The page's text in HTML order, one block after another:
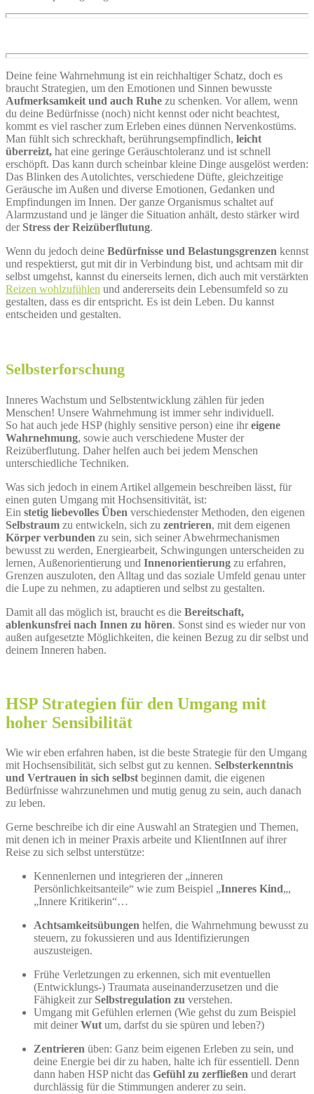
Deine feine Wahrnehmung ist ein reichhaltiger Schatz, doch es
braucht Strategien, um den Emotionen und Sinnen bewusste
Aufmerksamkeit und auch Ruhe zu schenken. Vor allem, wenn
du deine Bedürfnisse (noch) nicht kennst oder nicht beachtest,
kommt es viel rascher zum Erleben eines dünnen Nervenkostüms.
Man fühlt sich schreckhaft, berührungsempfindlich, leicht
überreizt, hat eine geringe Geräuschtoleranz und ist schnell
erschöpft. Das kann durch scheinbar kleine Dinge ausgelöst werden:
Das Blinken des Autolichtes, verschiedene Düfte, gleichzeitige
Geräusche im Außen und diverse Emotionen, Gedanken und
Empfindungen im Innen. Der ganze Organismus schaltet auf
Alarmzustand und je länger die Situation anhält, desto stärker wird
der Stress der Reizüberflutung.
Wenn du jedoch deine Bedürfnisse und Belastungsgrenzen kennst
und respektierst, gut mit dir in Verbindung bist, und achtsam mit dir
selbst umgehst, kannst du einerseits lernen, dich auch mit verstärkten
Reizen wohlzufühlen und andererseits dein Lebensumfeld so zu
gestalten, dass es dir entspricht. Es ist dein Leben. Du kannst
entscheiden und gestalten.
Selbsterforschung
Inneres Wachstum und Selbstentwicklung zählen für jeden
Menschen! Unsere Wahrnehmung ist immer sehr individuell.
So hat auch jede HSP (highly sensitive person) eine ihreigene
Wahrnehmung, sowie auch verschiedene Muster der
Reizüberflutung. Daher helfen auch bei jedem Menschen
unterschiedliche Techniken.
Was sich jedoch in einem Artikel allgemein beschreiben lässt, für
einen guten Umgang mit Hochsensitivität, ist:
Ein stetig liebevolles Üben verschiedenster Methoden, den eigenen
Selbstraum zu entwickeln, sich zu zentrieren, mit dem eigenen
Körper verbunden zu sein, sich seiner Abwehrmechanismen
bewusst zu werden, Energiearbeit, Schwingungen unterscheiden zu
lernen, Außenorientierung und Innenorientierung zu erfahren,
Grenzen auszuloten, den Alltag und das soziale Umfeld genau unter
die Lupe zu nehmen, zu adaptieren und selbst zu gestalten.
Damit all das möglich ist, braucht es die Bereitschaft,
ablenkunsfrei nach Innen zu hören. Sonst sind es wieder nur von
außen aufgesetzte Möglichkeiten, die keinen Bezug zu dir selbst und
deinem Inneren haben.
HSP Strategien für den Umgang mit
hoher Sensibilität
Wie wir eben erfahren haben, ist die beste Strategie für den Umgang
mit Hochsensibilität, sich selbst gut zu kennen. Selbsterkenntnis
und Vertrauen in sich selbst beginnen damit, die eigenen
Bedürfnisse wahrzunehmen und mutig genug zu sein, auch danach
zu leben.
Gerne beschreibe ich dir eine Auswahl an Strategien und Themen,
mit denen ich in meiner Praxis arbeite und KlientInnen auf ihrer
Reise zu sich selbst unterstütze:
Kennenlernen und integrieren der „inneren
Persönlichkeitsanteile“ wie zum Beispiel „Inneres Kind„,
„Innere Kritikerin“…
Achtsamkeitsübungen helfen, die Wahrnehmung bewusst zu
steuern, zu fokussieren und aus Identifizierungen
auszusteigen.
Frühe Verletzungen zu erkennen, sich mit eventuellen
(Entwicklungs-) Traumata auseinanderzusetzen und die
Fähigkeit zur Selbstregulation zu verstehen.
Umgang mit Gefühlen erlernen (Wie gehst du zum Beispiel
mit deinerWut um, darfst du sie spüren und leben?)
Zentrieren üben: Ganz beim eigenen Erleben zu sein, und
deine Energie bei dir zu haben, halte ich für essentiell. Denn
dann haben HSP nicht das Gefühl zu zerfließen und derart
durchlässig für die Stimmungen anderer zu sein.